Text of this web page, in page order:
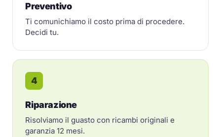
Preventivo
Ti comunichiamo il costo prima di procedere.
Decidi tu.
4
Riparazione
Risolviamo il guasto con ricambi originali e
garanzia 12 mesi.